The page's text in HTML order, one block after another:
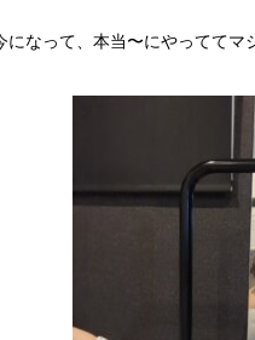
になって、本当〜にやっててマ